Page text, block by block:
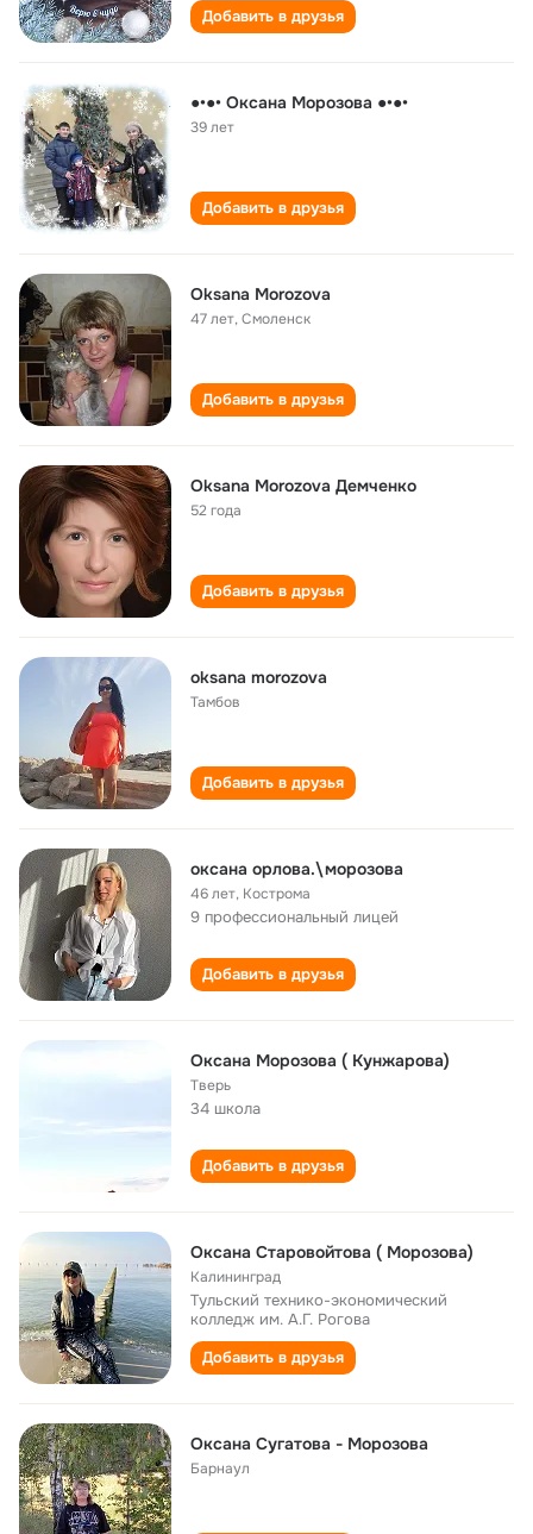
Добавить в друзья
●•●• Оксана Морозова ●•●•
39 лет
Добавить в друзья
Oksana Morozova
47 лет,Смоленск
Добавить в друзья
Oksana Morozova Демченко
52 года
Добавить в друзья
oksana morozova
Тамбов
Добавить в друзья
оксана орлова.\морозова
46 лет, Кострома
9 профессиональный лицей
Добавить в друзья
Оксана Морозова ( Кунжарова)
Тверь
34 школа
Добавить в друзья
Оксана Старовойтова ( Морозова)
Калининград
Тульский технико-экономический
колледж им. А.Г. Рогова
Добавить в друзья
Оксана Сугатова - Морозова
Барнаул